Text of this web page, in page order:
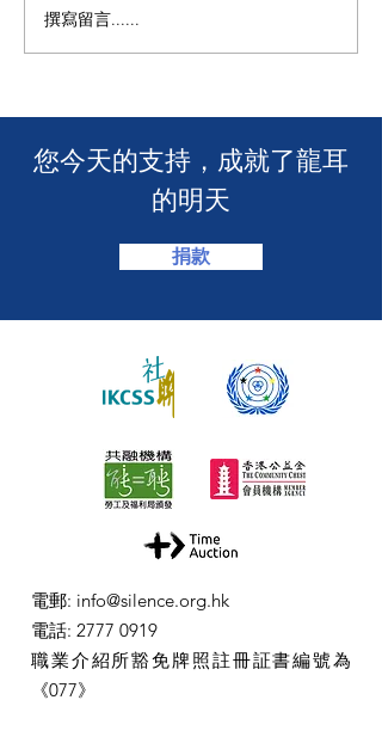
🧯 【推動資訊無障礙！龍
耳為葵盛西邨消防安全簡
撰寫留言......
​您今天的支持，成就了龍耳
的明天
捐款
電郵: info@silence.org.hk
電話: 2777 0919
職業介紹所豁免牌照註冊証書編號為
《077》